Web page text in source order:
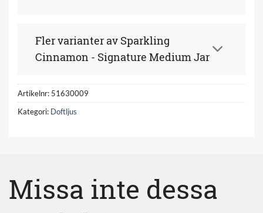
Fler varianter av Sparkling
Cinnamon - Signature Medium Jar
Artikelnr: 51630009
Kategori: Doftljus
Missa inte dessa